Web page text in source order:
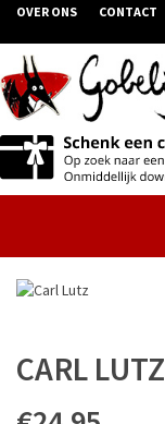
OVER ONS CONTACT
CARL LUTZ